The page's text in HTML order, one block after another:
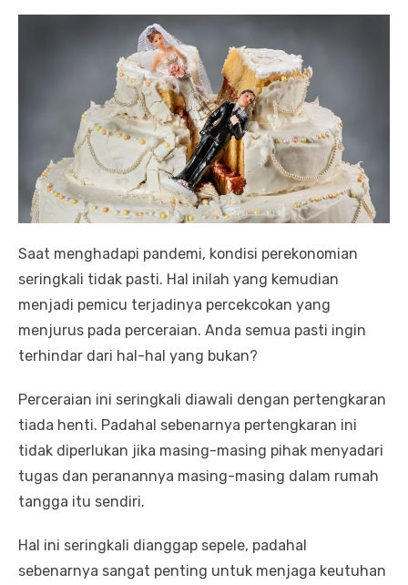
Saat menghadapi pandemi, kondisi perekonomian
seringkali tidak pasti. Hal inilah yang kemudian
menjadi pemicu terjadinya percekcokan yang
menjurus pada perceraian. Anda semua pasti ingin
terhindar dari hal-hal yang bukan?
Perceraian ini seringkali diawali dengan pertengkaran
tiada henti. Padahal sebenarnya pertengkaran ini
tidak diperlukan jika masing-masing pihak menyadari
tugas dan peranannya masing-masing dalam rumah
tangga itu sendiri.
Hal ini seringkali dianggap sepele, padahal
sebenarnya sangat penting untuk menjaga keutuhan